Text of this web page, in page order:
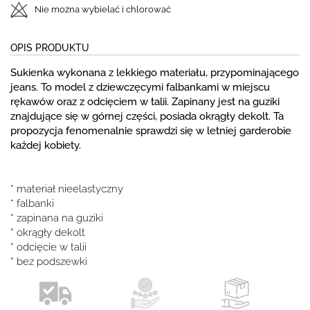
Nie można wybielać i chlorować
OPIS PRODUKTU
Sukienka wykonana z lekkiego materiału, przypominającego
jeans. To model z dziewczęcymi falbankami w miejscu
rękawów oraz z odcięciem w talii. Zapinany jest na guziki
znajdujące się w górnej części, posiada okrągły dekolt. Ta
propozycja fenomenalnie sprawdzi się w letniej garderobie
każdej kobiety.
* materiał nieelastyczny
* falbanki
* zapinana na guziki
* okrągły dekolt
* odcięcie w talii
* bez podszewki